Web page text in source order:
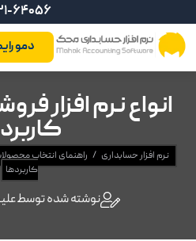
64056
دمو
انواع نرم افزار
نرم افزار حسابداری / راهنمای انتخاب
کاربردها
نوشته شده توسط